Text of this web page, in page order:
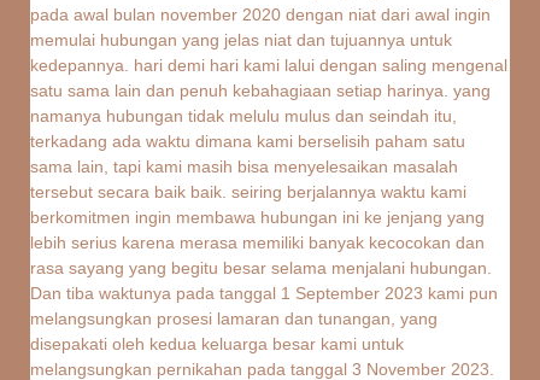
pada awal bulan november 2020 dengan niat dari awal ingin
memulai hubungan yang jelas niat dan tujuannya untuk
kedepannya. hari demi hari kami lalui dengan saling mengenal
satu sama lain dan penuh kebahagiaan setiap harinya. yang
namanya hubungan tidak melulu mulus dan seindah itu,
terkadang ada waktu dimana kami berselisih paham satu
sama lain, tapi kami masih bisa menyelesaikan masalah
tersebut secara baik baik. seiring berjalannya waktu kami
berkomitmen ingin membawa hubungan ini ke jenjang yang
lebih serius karena merasa memiliki banyak kecocokan dan
rasa sayang yang begitu besar selama menjalani hubungan.
Dan tiba waktunya pada tanggal 1 September 2023 kami pun
melangsungkan prosesi lamaran dan tunangan, yang
disepakati oleh kedua keluarga besar kami untuk
melangsungkan pernikahan pada tanggal 3 November 2023.